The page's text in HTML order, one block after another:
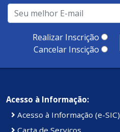
Realizar Inscrição
Cancelar Inscição
Acesso à Informação:
Acesso à Informação (e-SIC)
Carta de Serviços